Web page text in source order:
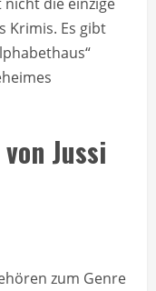
Krimis. Es gibt
Jussi
zum Genre